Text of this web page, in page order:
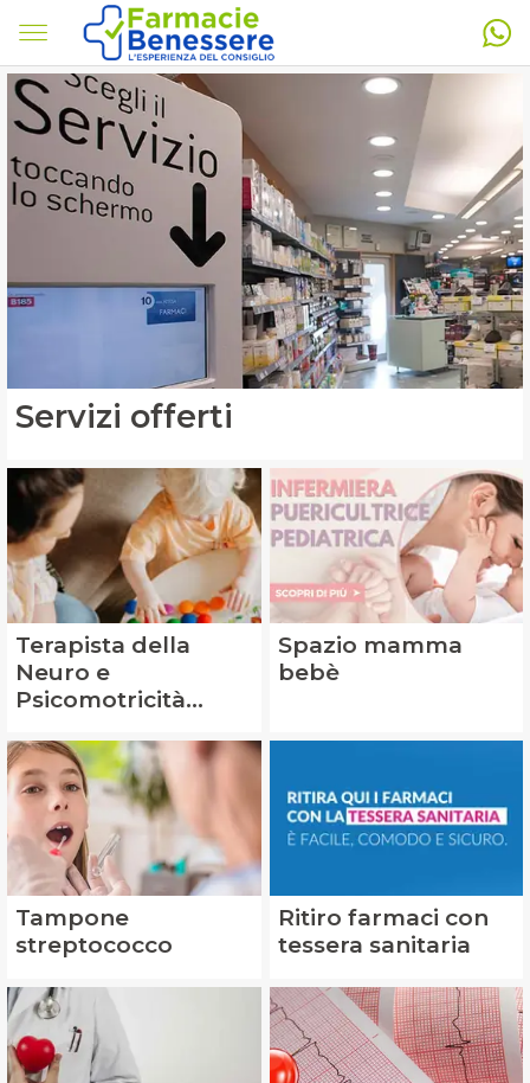
Servizi offerti
Terapista della
Neuro e
Psicomotricità
(TNPEE)
Spazio mamma
bebè
Tampone
streptococco
Ritiro farmaci con
tessera sanitaria